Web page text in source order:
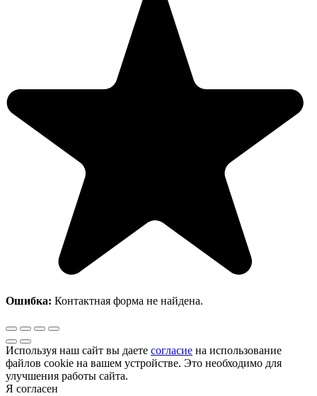
Ошибка: Контактная форма не найдена.
Используя наш сайт вы даете согласие на использование
файлов cookie на вашем устройстве. Это необходимо для
улучшения работы сайта.
Я согласен